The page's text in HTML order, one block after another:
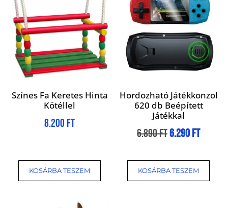
Színes Fa Keretes Hinta
Kötéllel
8.200 Ft
KOSÁRBA TESZEM
Hordozható Játékkonzol
620 db Beépített
Játékkal
6.890Ft6.290Ft
KOSÁRBA TESZEM